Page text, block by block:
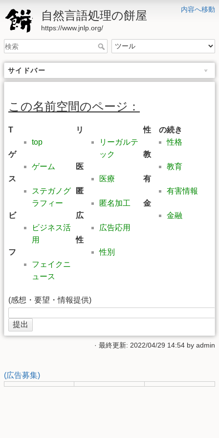
内容へ移動
自然言語処理の餅屋
https://www.jnlp.org/
サイドバー
この名前空間のページ：
T
top
ゲ
ゲーム
ス
ステガノグ
ラフィー
ビ
ビジネス活
用
フ
フェイクニ
ュース
リ
リーガルテ
ック
医
医療
匿
匿名加工
広
広告応用
性
性別
性 の続き
性格
教
教育
有
有害情報
金
金融
(感想・要望・情報提供)
· 最終更新: 2022/04/29 14:54 by admin
(広告募集)